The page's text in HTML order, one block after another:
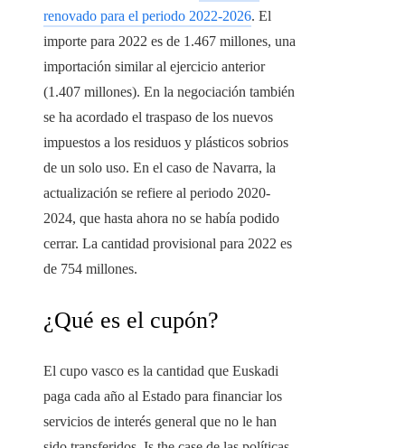
renovado para el periodo 2022-2026. El
importe para 2022 es de 1.467 millones, una
importación similar al ejercicio anterior
(1.407 millones). En la negociación también
se ha acordado el traspaso de los nuevos
impuestos a los residuos y plásticos sobrios
de un solo uso. En el caso de Navarra, la
actualización se refiere al periodo 2020-
2024, que hasta ahora no se había podido
cerrar. La cantidad provisional para 2022 es
de 754 millones.
¿Qué es el cupón?
El cupo vasco es la cantidad que Euskadi
paga cada año al Estado para financiar los
servicios de interés general que no le han